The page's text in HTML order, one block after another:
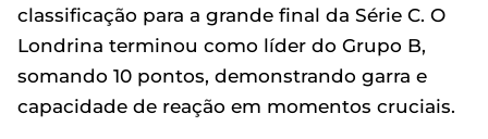
classificação para a grande final da Série C. O
Londrina terminou como líder do Grupo B,
somando 10 pontos, demonstrando garra e
capacidade de reação em momentos cruciais.